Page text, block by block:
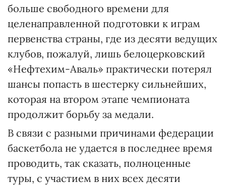
больше свободного времени для
целенаправленной подготовки к играм
первенства страны, где из десяти ведущих
клубов, пожалуй, лишь белоцерковский
«Нефтехим-Аваль» практически потерял
шансы попасть в шестерку сильнейших,
которая на втором этапе чемпионата
продолжит борьбу за медали.
В связи с разными причинами федерации
баскетбола не удается в последнее время
проводить, так сказать, полноценные
туры, с участием в них всех десяти